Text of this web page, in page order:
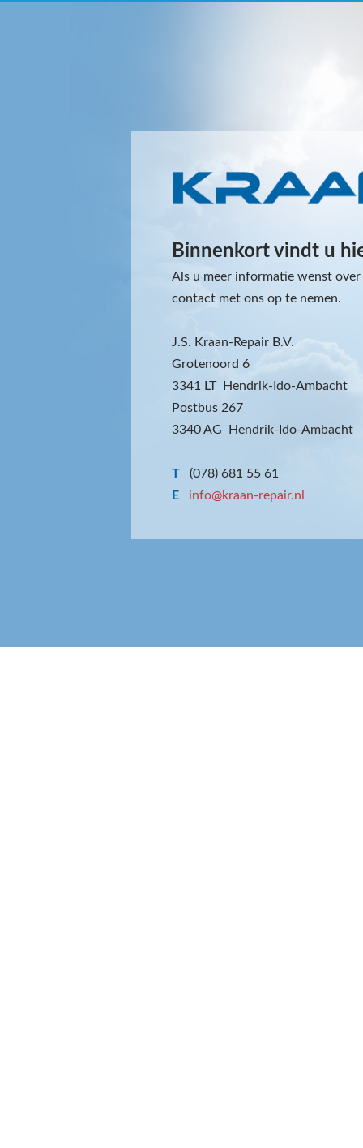
Binnenkort vindt u
Als u meer informatie wenst
contact met ons op te nemen.
J.S. Kraan-Repair B.V.
Grotenoord 6
3341 LT Hendrik-Ido-Ambacht
Postbus 267
3340 AG Hendrik-Ido-Ambacht
T
(078) 681 55 61
E
info@kraan-repair.nl